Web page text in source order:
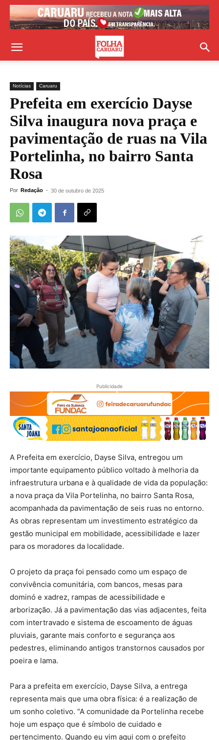
Notícias Caruaru
Prefeita em exercício Dayse
Silva inaugura nova praça e
pavimentação de ruas na Vila
Portelinha, no bairro Santa
Rosa
Por Redação - 30 de outubro de 2025
Publicidade
A Prefeita em exercício, Dayse Silva, entregou um
importante equipamento público voltado à melhoria da
infraestrutura urbana e à qualidade de vida da população:
a nova praça da Vila Portelinha, no bairro Santa Rosa,
acompanhada da pavimentação de seis ruas no entorno.
As obras representam um investimento estratégico da
gestão municipal em mobilidade, acessibilidade e lazer
para os moradores da localidade.
O projeto da praça foi pensado como um espaço de
convivência comunitária, com bancos, mesas para
dominó e xadrez, rampas de acessibilidade e
arborização. Já a pavimentação das vias adjacentes, feita
com intertravado e sistema de escoamento de águas
pluviais, garante mais conforto e segurança aos
pedestres, eliminando antigos transtornos causados por
poeira e lama.
Para a prefeita em exercício, Dayse Silva, a entrega
representa mais que uma obra física: é a realização de
um sonho coletivo. “A comunidade da Portelinha recebe
hoje um espaço que é símbolo de cuidado e
pertencimento. Quando eu vim aqui com o prefeito